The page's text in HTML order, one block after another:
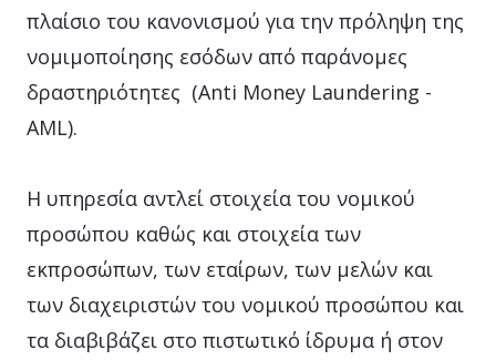
πλαίσιο του κανονισμού για την πρόληψη της
νομιμοποίησης εσόδων από παράνομες
δραστηριότητες (Anti Money Laundering -
AML).
Η υπηρεσία αντλεί στοιχεία του νομικού
προσώπου καθώς και στοιχεία των
εκπροσώπων, των εταίρων, των μελών και
των διαχειριστών του νομικού προσώπου και
τα διαβιβάζει στο πιστωτικό ίδρυμα ή στον